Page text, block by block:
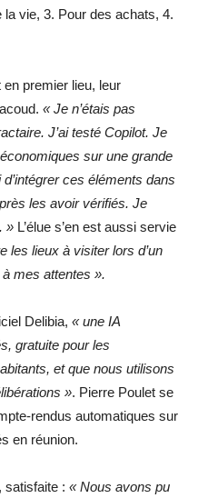
vie, 3. Pour des achats, 4.
premier lieu, leur
« Je n’étais pas
J’ai testé Copilot. Je
sur une grande
d’intégrer ces éléments dans
les avoir vérifiés. Je
» L’élue s’en est aussi servie
les lieux à visiter lors d’un
mes attentes ».
Delibia, « une IA
gratuite pour les
et que nous utilisons
». Pierre Poulet se
rendus automatiques sur
en réunion.
satisfaite : « Nous avons pu